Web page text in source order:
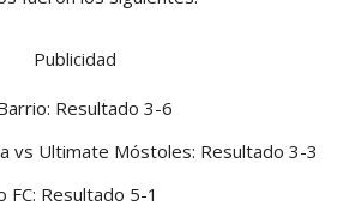
Publicidad
Resultado 3-6
vs Ultimate Móstoles: Resultado 3-3
FC: Resultado 5-1